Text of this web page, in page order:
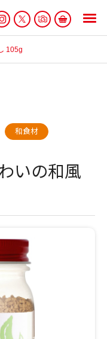
105g
和食材
いの和風